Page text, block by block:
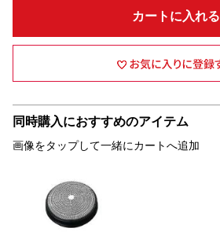
カートに入れる
同時購入におすすめのアイテム
画像をタップして一緒にカートへ追加